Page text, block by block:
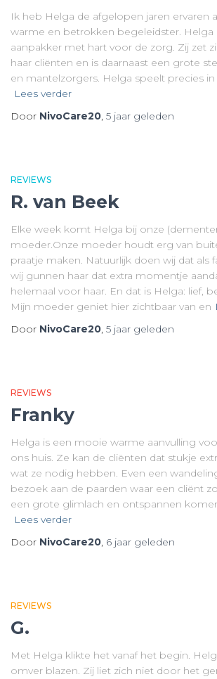
Ik heb Helga de afgelopen jaren ervaren
warme en betrokken begeleidster. Helga
aanpakker met hart voor de zorg. Zij zet
haar cliënten en is daarnaast een grote
en mantelzorgers. Helga speelt precies
Lees verder
Door NivoCare20, 5 jaar geleden
REVIEWS
R. van Beek
Elke week komt Helga bij onze
moeder.Onze moeder houdt erg van
praatje maken. Natuurlijk doen wij dat als
wij gunnen haar dat extra momentje
helemaal voor haar. En dat is Helga: lief,
Mijn moeder geniet hier zichtbaar van en
Door NivoCare20, 5 jaar geleden
REVIEWS
Franky
Helga is een mooie warme aanvulling
ons huis. Ze kan de cliënten dat stukje
wat ze nodig hebben. Even een
bezoek aan de paarden waar een cliënt
een grote glimlach en ontspannen
Lees verder
Door NivoCare20, 6 jaar geleden
REVIEWS
G.
Met Helga klikte het vanaf het begin.
omver blazen. Zij liet zich niet door het